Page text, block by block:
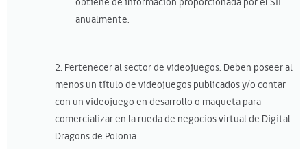
obtiene de información proporcionada por el SII
anualmente.
2. Pertenecer al sector de videojuegos. Deben poseer al
menos un título de videojuegos publicados y/o contar
con un videojuego en desarrollo o maqueta para
comercializar en la rueda de negocios virtual de Digital
Dragons de Polonia.